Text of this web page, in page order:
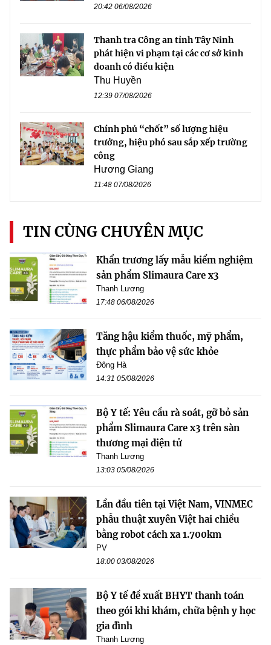
20:42 06/08/2026
Thanh tra Công an tỉnh Tây Ninh
phát hiện vi phạm tại các cơ sở kinh
doanh có điều kiện
Thu Huyền
12:39 07/08/2026
Chính phủ “chốt” số lượng hiệu
trưởng, hiệu phó sau sắp xếp trường
công
Hương Giang
11:48 07/08/2026
TIN CÙNG CHUYÊN MỤC
Khẩn trương lấy mẫu kiểm nghiệm
sản phẩm Slimaura Care x3
Thanh Lương
17:48 06/08/2026
Tăng hậu kiểm thuốc, mỹ phẩm,
thực phẩm bảo vệ sức khỏe
Đông Hà
14:31 05/08/2026
Bộ Y tế: Yêu cầu rà soát, gỡ bỏ sản
phẩm Slimaura Care x3 trên sàn
thương mại điện tử
Thanh Lương
13:03 05/08/2026
Lần đầu tiên tại Việt Nam, VINMEC
phẫu thuật xuyên Việt hai chiều
bằng robot cách xa 1.700km
PV
18:00 03/08/2026
Bộ Y tế đề xuất BHYT thanh toán
theo gói khi khám, chữa bệnh y học
gia đình
Thanh Lương